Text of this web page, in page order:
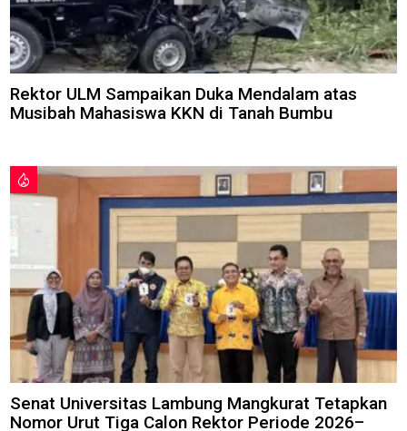
Rektor ULM Sampaikan Duka Mendalam atas
Musibah Mahasiswa KKN di Tanah Bumbu
Senat Universitas Lambung Mangkurat Tetapkan
Nomor Urut Tiga Calon Rektor Periode 2026–